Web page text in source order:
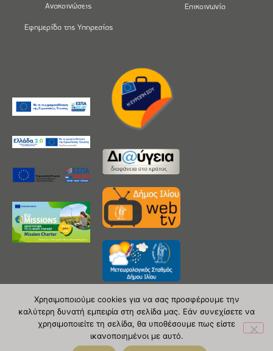
Ανακοινώσεις
Εφημερίδα της Υπηρεσίας
Επικοινωνία
Copyright 2020 © Δήμος Ιλίου
Χρησιμοποιούμε cookies για να σας προσφέρουμε την
καλύτερη δυνατή εμπειρία στη σελίδα μας. Εάν συνεχίσετε να
χρησιμοποιείτε τη σελίδα, θα υποθέσουμε πως είστε
ικανοποιημένοι με αυτό.